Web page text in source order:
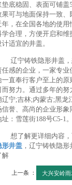
垫底稳固、表面可铺盖
果可与地面保持一致
年，在全国各地的使
学合理，方便开启和
计适宜的井盖。
辽宁铸铁隐形井盖
任感的企业，一家专
一直奉行客户至上的
而努力。通过多年的
辽宁;吉林;内蒙古;黑龙
信誉、高尚的企业形
址：雪莲街188号C5-1。
想了解更详细内容
形井盖，辽宁铸铁隐形
解
上一条 ： 大兴安岭